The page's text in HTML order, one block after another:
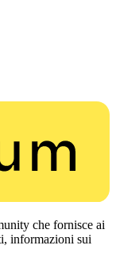
che fornisce ai
informazioni sui